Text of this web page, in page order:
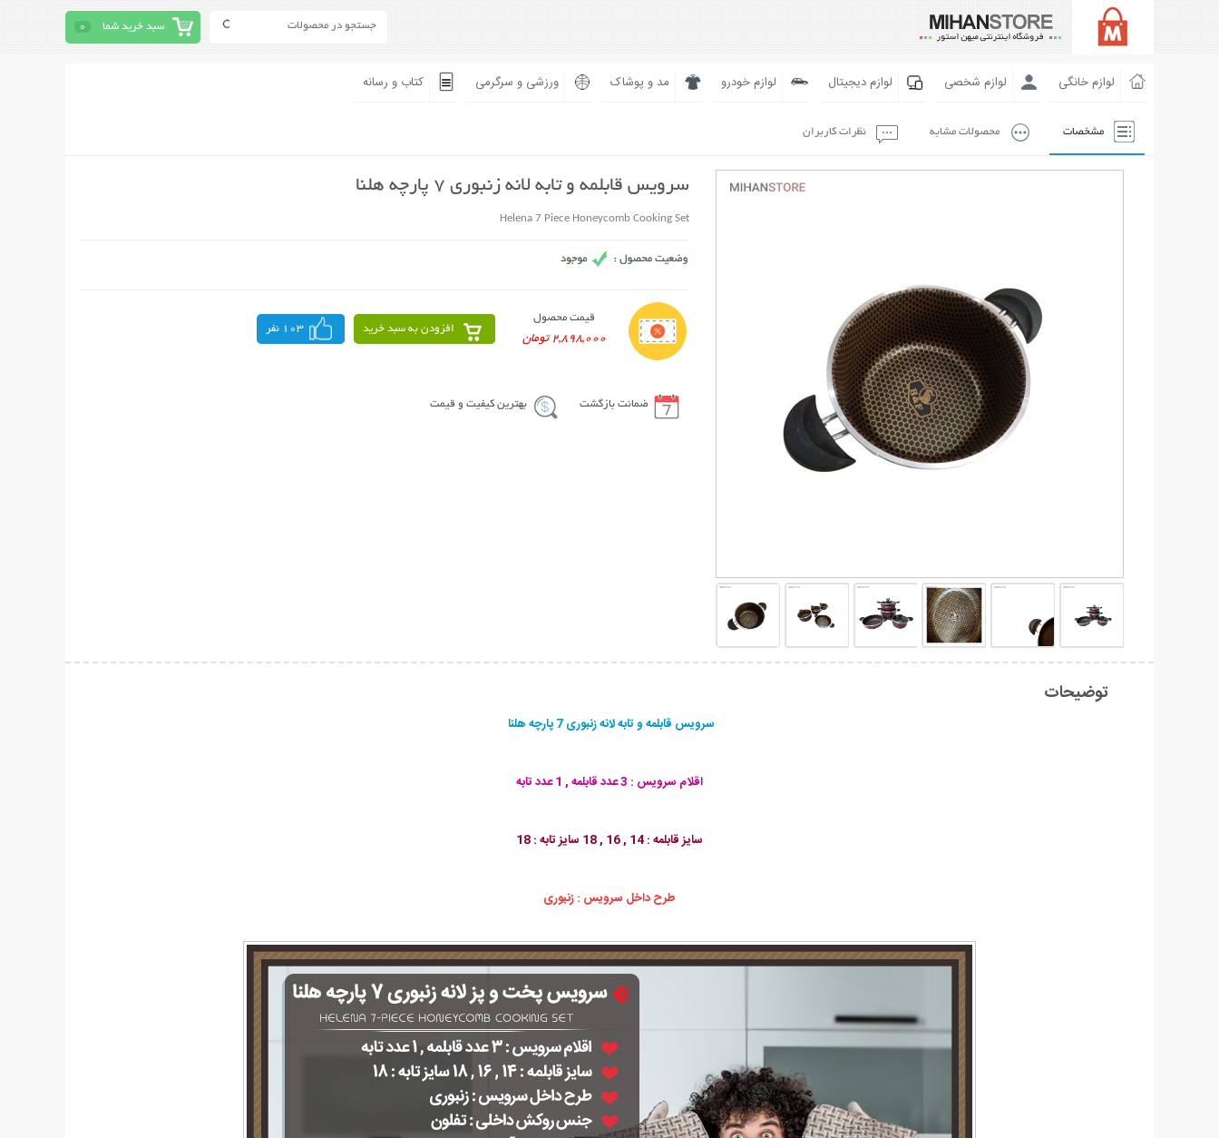
سبد خرید شما 0
لوازم خانگی لوازم شخصی لوازم دیجیتال لوازم خودرو مد و پوشاک ورزشی و سرگرمی کتاب و رسانه
مشخصات محصولات مشابه نظرات کاربران
سرویس قابلمه و تابه لانه زنبوری 7 پارچه هلنا
Helena 7 Piece Honeycomb Cooking Set
قیمت محصول
2,898,000 تومان
افزودن به سبد خرید 103 نفر
ضمانت بازگشت بهترین کیفیت و قیمت
توضیحات
سرویس قابلمه و تابه لانه زنبوری 7 پارچه هلنا
اقلام سرویس : 3 عدد قابلمه , 1 عدد تابه
سایز قابلمه : 14 , 16 , 18 سایز تابه : 18
طرح داخل سرویس : زنبوری